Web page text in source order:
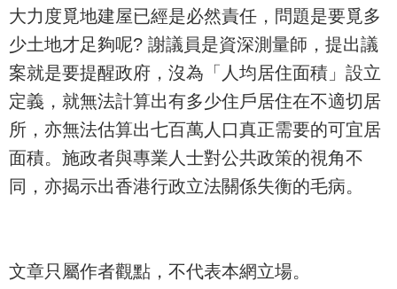
大力度覓地建屋已經是必然責任，問題是要覓多
少土地才足夠呢? 謝議員是資深測量師，提出議
案就是要提醒政府，沒為「人均居住面積」設立
定義，就無法計算出有多少住戶居住在不適切居
所，亦無法估算出七百萬人口真正需要的可宜居
面積。施政者與專業人士對公共政策的視角不
同，亦揭示出香港行政立法關係失衡的毛病。
文章只屬作者觀點，不代表本網立場。